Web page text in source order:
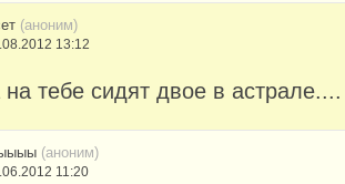
(аноним)
13:12
на тебе сидят двое в астрале....
(аноним)
11:20